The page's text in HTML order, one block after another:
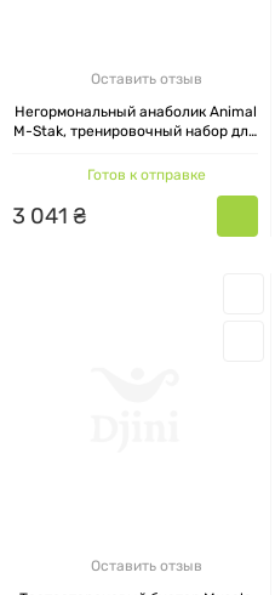
Оставить отзыв
Негормональный анаболик Animal
M-Stak, тренировочный набор для
Готов к отправке
3 041 ₴
Оставить отзыв